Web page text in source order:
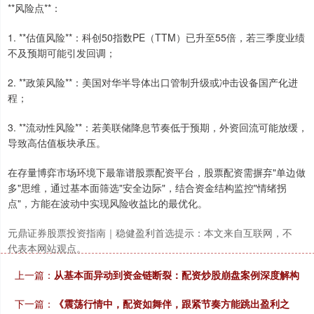
**风险点**：
1. **估值风险**：科创50指数PE（TTM）已升至55倍，若三季度业绩
不及预期可能引发回调；
2. **政策风险**：美国对华半导体出口管制升级或冲击设备国产化进
程；
3. **流动性风险**：若美联储降息节奏低于预期，外资回流可能放缓，
导致高估值板块承压。
在存量博弈市场环境下最靠谱股票配资平台，股票配资需摒弃"单边做
多"思维，通过基本面筛选"安全边际"，结合资金结构监控"情绪拐
点"，方能在波动中实现风险收益比的最优化。
元鼎证券股票投资指南｜稳健盈利首选提示：本文来自互联网，不
代表本网站观点。
上一篇： 从基本面异动到资金链断裂：配资炒股崩盘案例深度解构
下一篇：
《震荡行情中，配资如舞伴，跟紧节奏方能跳出盈利之
上证综指 3940.04 +39.68 +1.02%
深证成指 14311.01 +200.89 +1.42%